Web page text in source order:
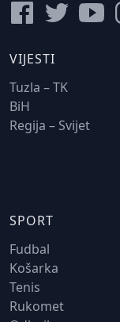
VIJESTI
Tuzla – TK
BiH
Regija – Svijet
SPORT
Fudbal
Košarka
Tenis
Rukomet